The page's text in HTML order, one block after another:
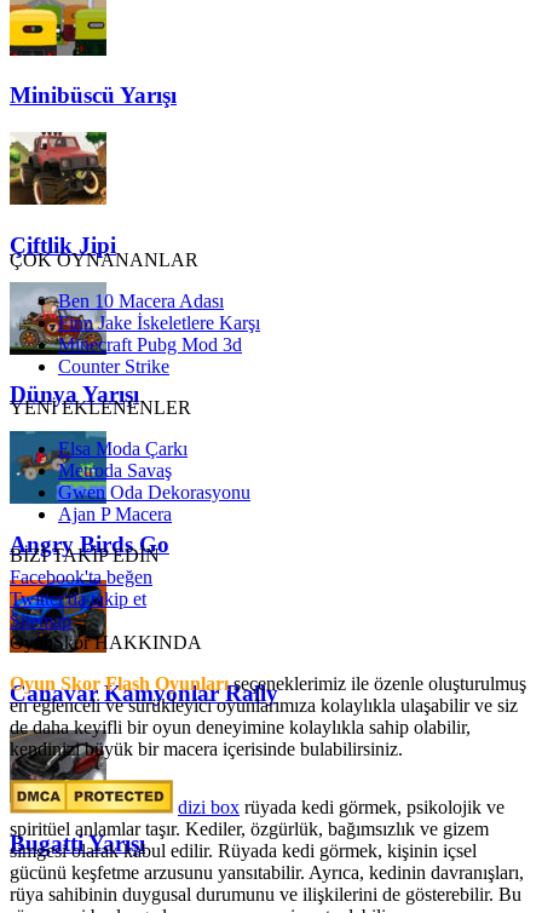
Minibüscü Yarışı
Çiftlik Jipi
Dünya Yarışı
Angry Birds Go
Canavar Kamyonlar Rally
Bugatti Yarışı
ÇOK OYNANANLAR
Ben 10 Macera Adası
Finn Jake İskeletlere Karşı
Minecraft Pubg Mod 3d
Counter Strike
YENİ EKLENENLER
Elsa Moda Çarkı
Metroda Savaş
Gwen Oda Dekorasyonu
Ajan P Macera
BİZİ TAKİP EDİN
Facebook'ta beğen
Twitter'da takip et
Sitemap
OyunSkor HAKKINDA
Oyun Skor Flash Oyunlarıseçeneklerimiz ile özenle oluşturulmuş
en eğlenceli ve sürükleyici oyunlarımıza kolaylıkla ulaşabilir ve siz
de daha keyifli bir oyun deneyimine kolaylıkla sahip olabilir,
kendinizi büyük bir macera içerisinde bulabilirsiniz.
dizi box rüyada kedi görmek​, psikolojik ve
spiritüel anlamlar taşır. Kediler, özgürlük, bağımsızlık ve gizem
simgesi olarak kabul edilir. Rüyada kedi görmek, kişinin içsel
gücünü keşfetme arzusunu yansıtabilir. Ayrıca, kedinin davranışları,
rüya sahibinin duygusal durumunu ve ilişkilerini de gösterebilir. Bu